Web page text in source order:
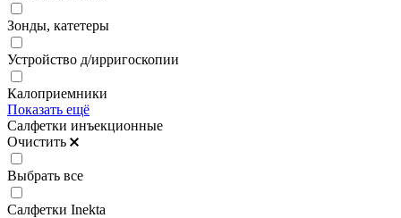
Зонды, катетеры
Устройство д/ирригоскопии
Калоприемники
Показать ещё
Салфетки инъекционные
Очистить
Выбрать все
Салфетки Inekta